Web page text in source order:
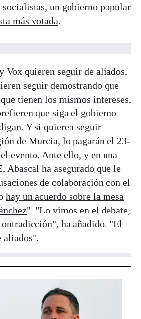
socialistas, un gobierno popular
más votada.
Vox quieren seguir de aliados,
seguir demostrando que
tienen los mismos intereses,
que siga el gobierno
Y si quieren seguir
de Murcia, lo pagarán el 23-
evento. Ante ello, y en una
Abascal ha asegurado que le
de colaboración con el
hay un acuerdo sobre la mesa
". "Lo vimos en el debate,
ha añadido. "El
aliados".